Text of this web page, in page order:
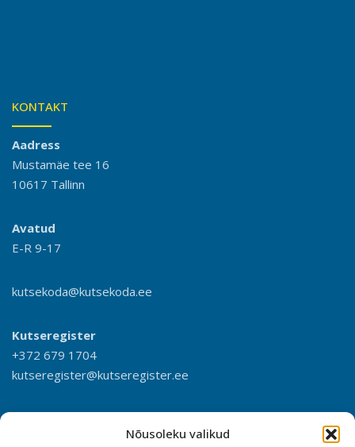
Nõusoleku valikud
KONTAKT
Aadress
Mustamäe tee 16
10617 Tallinn
Avatud
E-R 9-17
kutsekoda@kutsekoda.ee
Kutseregister
+372 679 1704
kutseregister@kutseregister.ee